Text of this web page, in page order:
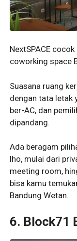
NextSPACE
coworking space
Suasana ruang
dengan tata letak
ber-AC, dan
dipandang.
Ada beragam
lho, mulai dari
meeting room,
bisa kamu
Bandung Wetan.
6. Block71